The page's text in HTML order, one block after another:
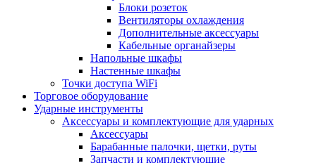
Блоки розеток
Вентиляторы охлаждения
Дополнительные аксессуары
Кабельные органайзеры
Напольные шкафы
Настенные шкафы
Точки доступа WiFi
Торговое оборудование
Ударные инструменты
Аксессуары и комплектующие для ударных
Аксессуары
Барабанные палочки, щетки, руты
Запчасти и комплектующие